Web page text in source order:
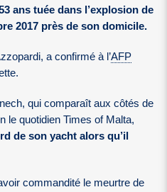
ans tuée dans l’explosion de
2017 près de son domicile.
a confirmé à l’AFP
qui comparaît aux côtés de
le quotidien Times of Malta,
de son yacht alors qu’il
commandité le meurtre de